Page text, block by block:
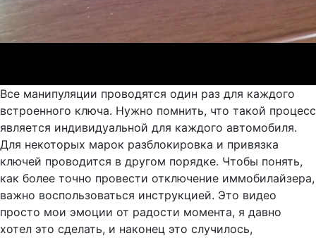
Все манипуляции проводятся один раз для каждого
встроенного ключа. Нужно помнить, что такой процесс
является индивидуальной для каждого автомобиля.
Для некоторых марок разблокировка и привязка
ключей проводится в другом порядке. Чтобы понять,
как более точно провести отключение иммобилайзера,
важно воспользоваться инструкцией. Это видео
просто мои эмоции от радости момента, я давно
хотел это сделать, и наконец это случилось,